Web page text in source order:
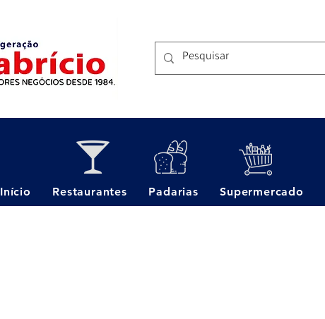
Início Restaurantes Padarias Supermercado